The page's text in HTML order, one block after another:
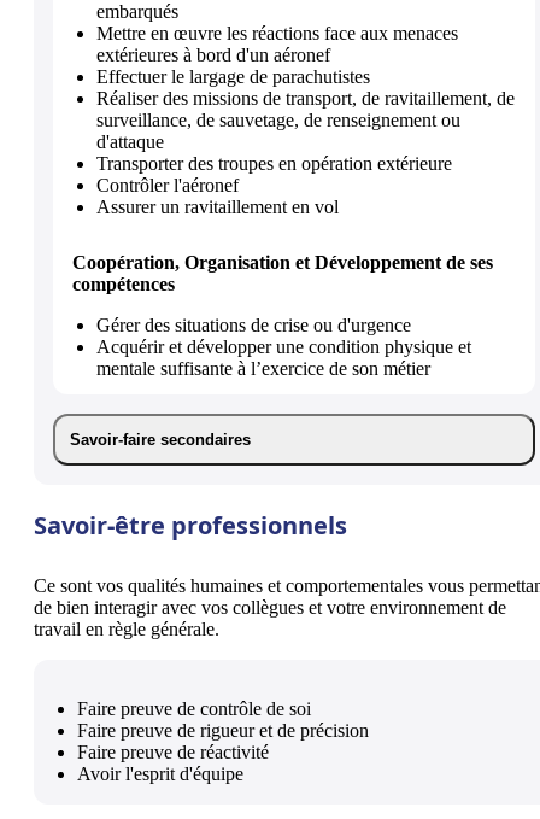
embarqués
Mettre en œuvre les réactions face aux menaces
extérieures à bord d'un aéronef
Effectuer le largage de parachutistes
Réaliser des missions de transport, de ravitaillement, de
surveillance, de sauvetage, de renseignement ou
d'attaque
Transporter des troupes en opération extérieure
Contrôler l'aéronef
Assurer un ravitaillement en vol
Coopération, Organisation et Développement de ses
compétences
Gérer des situations de crise ou d'urgence
Acquérir et développer une condition physique et
mentale suffisante à l’exercice de son métier
Savoir-faire secondaires
Savoir-être professionnels
Ce sont vos qualités humaines et comportementales vous
de bien interagir avec vos collègues et votre environnement de
travail en règle générale.
Faire preuve de contrôle de soi
Faire preuve de rigueur et de précision
Faire preuve de réactivité
Avoir l'esprit d'équipe